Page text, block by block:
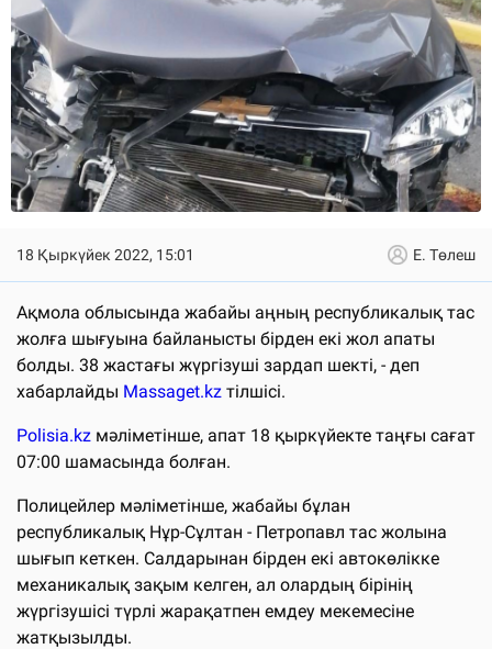
18 Қыркүйек 2022, 15:01 Е. Төлеш
Ақмола облысында жабайы аңның республикалық тас
жолға шығуына байланысты бірден екі жол апаты
болды. 38 жастағы жүргізуші зардап шекті, - деп
хабарлайды Massaget.kz тілшісі.
Polisia.kz мәліметінше, апат 18 қыркүйекте таңғы сағат
07:00 шамасында болған.
Полицейлер мәліметінше, жабайы бұлан
республикалық Нұр-Сұлтан - Петропавл тас жолына
шығып кеткен. Салдарынан бірден екі автокөлікке
механикалық зақым келген, ал олардың бірінің
жүргізушісі түрлі жарақатпен емдеу мекемесіне
жатқызылды.